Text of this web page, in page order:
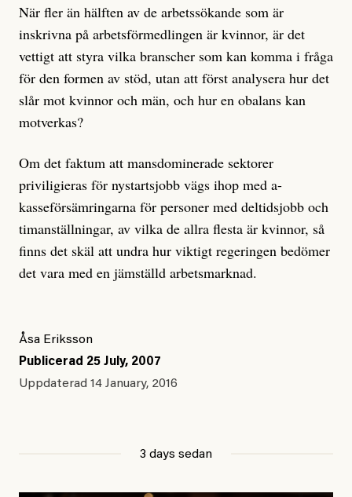
När fler än hälften av de arbetssökande som är
inskrivna på arbetsförmedlingen är kvinnor, är det
vettigt att styra vilka branscher som kan komma i fråga
för den formen av stöd, utan att först analysera hur det
slår mot kvinnor och män, och hur en obalans kan
motverkas?
Om det faktum att mansdominerade sektorer
priviligieras för nystartsjobb vägs ihop med a-
kasseförsämringarna för personer med deltidsjobb och
timanställningar, av vilka de allra flesta är kvinnor, så
finns det skäl att undra hur viktigt regeringen bedömer
det vara med en jämställd arbetsmarknad.
Åsa Eriksson
Publicerad 25 July, 2007
Uppdaterad 14 January, 2016
3 days sedan